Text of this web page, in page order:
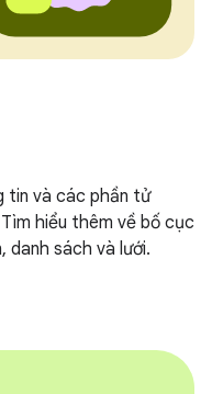
tin và các phần tử
hiểu thêm về bố cục
danh sách và lưới.